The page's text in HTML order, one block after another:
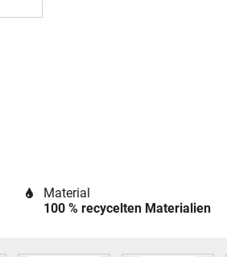
Material
100 % recycelten Materialien